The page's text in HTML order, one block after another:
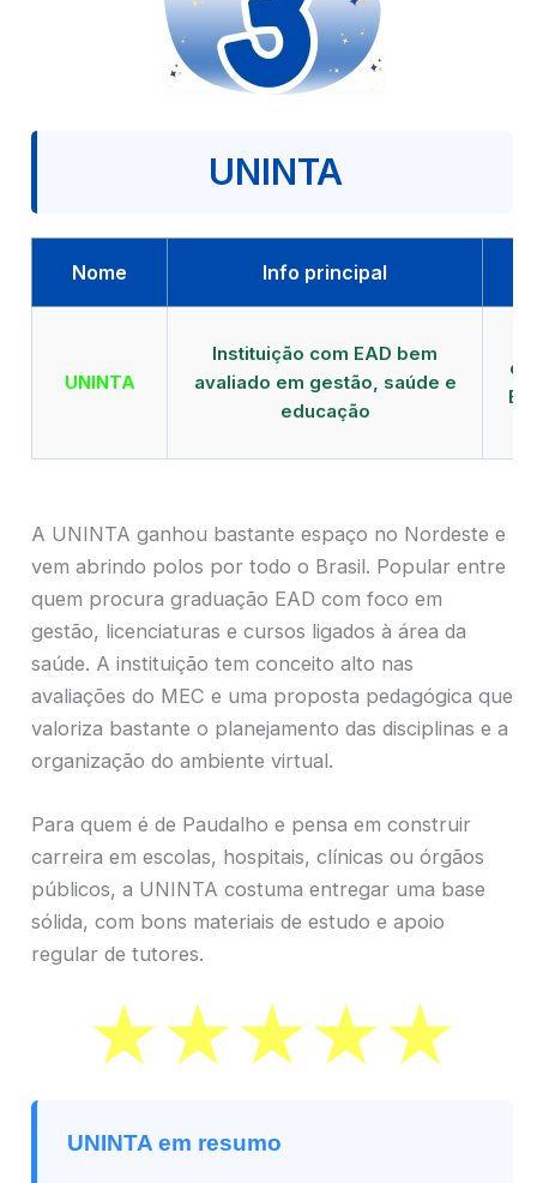
UNINTA
Nome Info principal
UNINTA
Instituição com EAD bem
avaliado em gestão, saúde e
educação
A UNINTA ganhou bastante espaço no Nordeste e
vem abrindo polos por todo o Brasil. Popular entre
quem procura graduação EAD com foco em
gestão, licenciaturas e cursos ligados à área da
saúde. A instituição tem conceito alto nas
avaliações do MEC e uma proposta pedagógica que
valoriza bastante o planejamento das disciplinas e a
organização do ambiente virtual.
Para quem é de Paudalho e pensa em construir
carreira em escolas, hospitais, clínicas ou órgãos
públicos, a UNINTA costuma entregar uma base
sólida, com bons materiais de estudo e apoio
regular de tutores.
UNINTA em resumo